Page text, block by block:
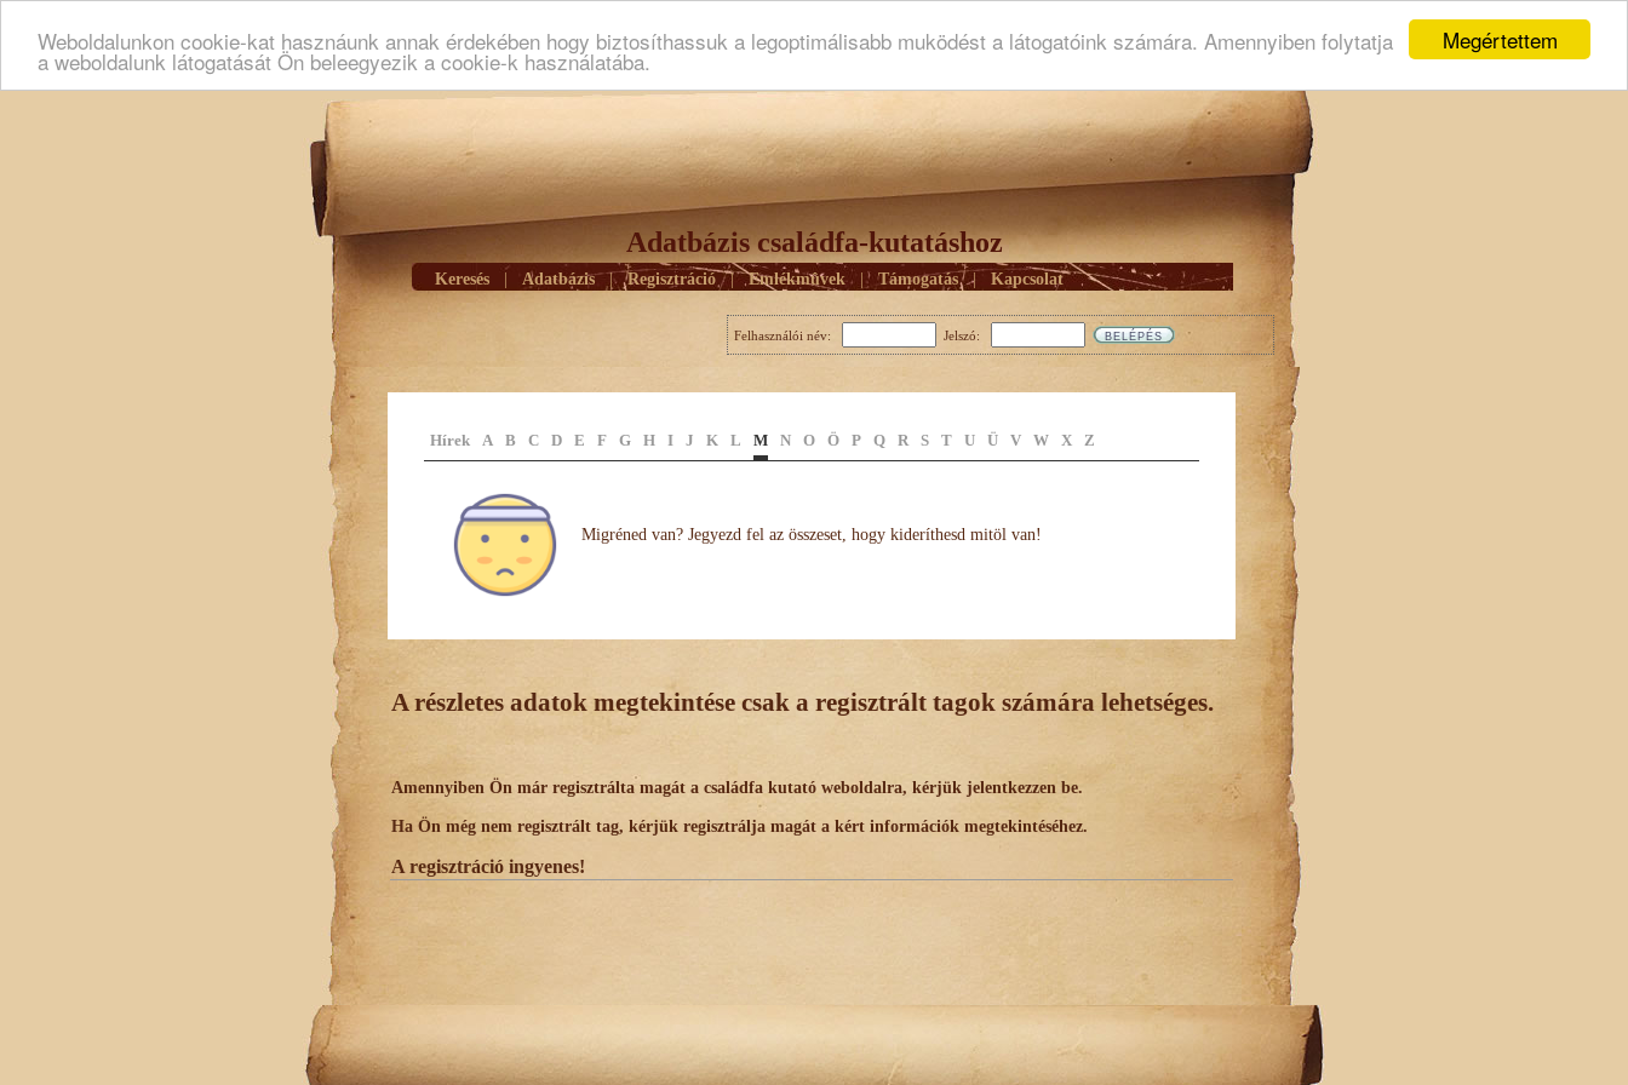
Megértettem
Weboldalunkon cookie-kat hasznáunk annak érdekében hogy biztosíthassuk a legoptimálisabb muködést a látogatóink számára. Amennyiben folytatja
a weboldalunk látogatását Ön beleegyezik a cookie-k használatába.
Adatbázis családfa-kutatáshoz
Keresés Adatbázis | Regisztráció | Emlékmûvek | Támogatás | Kapcsolat
Felhasználói név: Jelszó:
Hírek A B C D E F G H I J K L M N O Ö P Q R S T U Ü V W X Z
Migréned van? Jegyezd fel az összeset, hogy kideríthesd mitöl van!
A részletes adatok megtekintése csak a regisztrált tagok számára lehetséges.
Amennyiben Ön már regisztrálta magát a családfa kutató weboldalra, kérjük jelentkezzen be.
Ha Ön még nem regisztrált tag, kérjük regisztrálja magát a kért információk megtekintéséhez.
A regisztráció ingyenes!